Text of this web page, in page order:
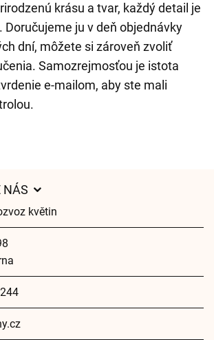
krásu a tvar, každý detail je
Doručujeme ju v deň objednávky
dní, môžete si zároveň zvoliť
Samozrejmosťou je istota
e-mailom, aby ste mali
NÁS
květin